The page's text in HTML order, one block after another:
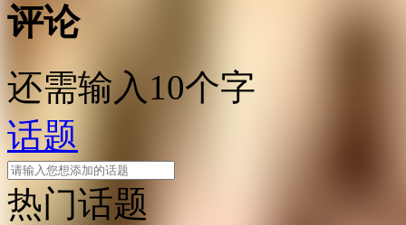
评论
还需输入10个字
话题
热门话题